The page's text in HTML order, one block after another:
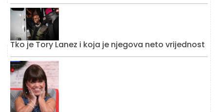
Tko je Tory Lanez i koja je njegova neto vrijednost